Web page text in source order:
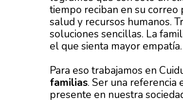
tiempo reciban en su
salud y recursos humanos.
soluciones sencillas. La
el que sienta mayor empatía.
Para eso trabajamos en
familias. Ser una referencia
presente en nuestra